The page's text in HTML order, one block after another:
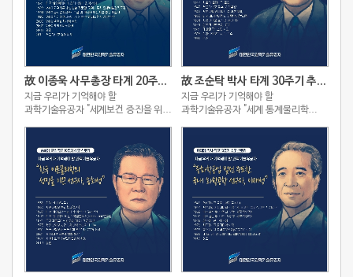
故 이종욱 사무총장 타계 20주기 추모 스토리
지금 우리가 기억해야 할
과학기술유공자 "세계보건 증진을 위해
故 조순탁 박사 타계 30주기 추모 스토리
지금 우리가 기억해야 할
과학기술유공자 "세계 통계물리학